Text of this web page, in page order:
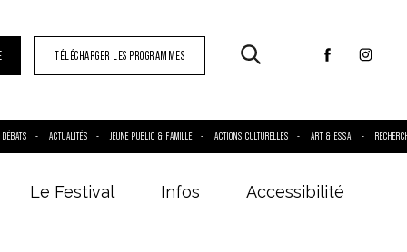
TÉLÉCHARGER LES PROGRAMMES
DÉBATS ACTUALITÉS JEUNE PUBLIC & FAMILLE ACTIONS CULTURELLES ART & ESSAI
Le Festival Infos Accessibilité